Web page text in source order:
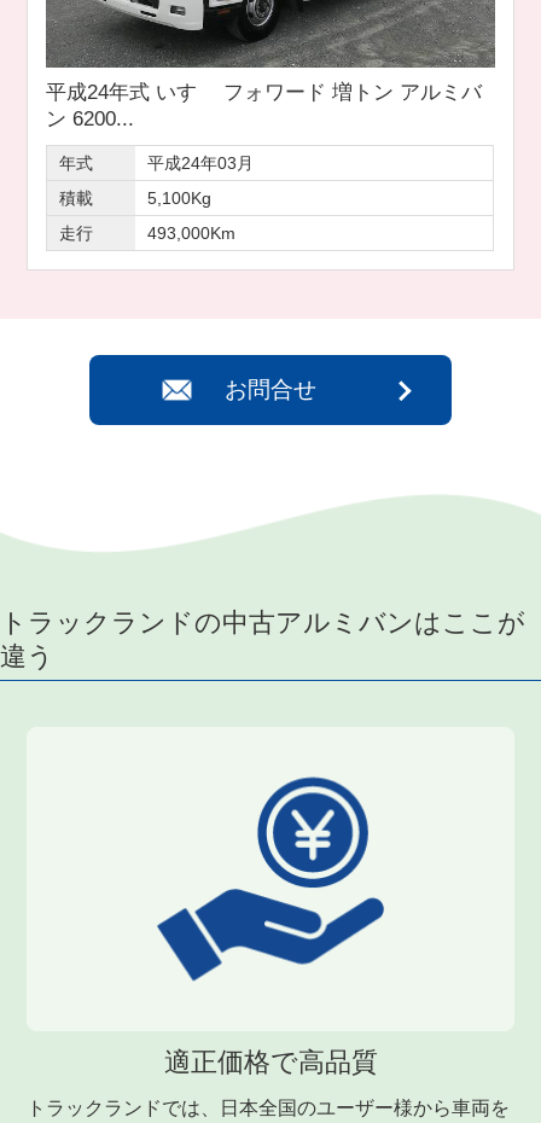
平成24年式 いすゞ フォワード 増トン アルミバ
ン 6200...
年式
平成24年03月
積載
5,100Kg
走行
493,000Km
お問合せ
トラックランドの中古アルミバンはここが
違う
適正価格で高品質
トラックランドでは、日本全国のユーザー様から車両を